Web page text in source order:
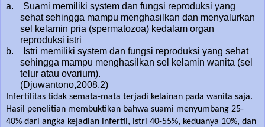
a. Suami memiliki system dan fungsi reproduksi yang
sehat sehingga mampu menghasilkan dan menyalurkan
sel kelamin pria (spermatozoa) kedalam organ
reproduksi istri
b. Istri memiliki system dan fungsi reproduksi yang sehat
sehingga mampu menghasilkan sel kelamin wanita (sel
telur atau ovarium).
(Djuwantono,2008,2)
Infertilitas tidak semata-mata terjadi kelainan pada wanita saja.
Hasil penelitian membuktikan bahwa suami menyumbang 25-
40% dari angka kejadian infertil, istri 40-55%, keduanya 10%, dan